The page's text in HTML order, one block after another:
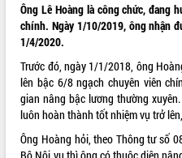
SỞ, BAN, NGÀNH
THÔNG TIN CHỈ ĐẠO ĐIỀU HÀNH
HỆ THỐNG VĂN BẢN
Ông Lê Hoàng là công chức, đang
chính. Ngày 1/10/2019, ông nhận
1/4/2020.
Trước đó, ngày 1/1/2018, ông
lên bậc 6/8 ngạch chuyên viên
gian nâng bậc lương thường
luôn hoàn thành tốt nhiệm vụ trở
Ông Hoàng hỏi, theo Thông tư số